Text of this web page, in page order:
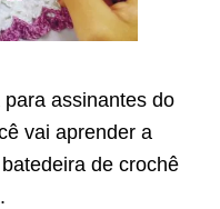
assinantes do
vai aprender a
de crochê